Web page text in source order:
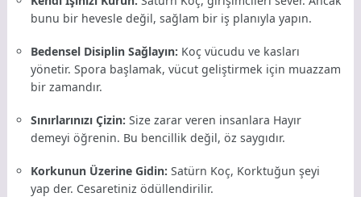
bunu bir hevesle değil, sağlam bir iş planıyla yapın.
Bedensel Disiplin Sağlayın: Koç vücudu ve kasları
yönetir. Spora başlamak, vücut geliştirmek için muazzam
bir zamandır.
Sınırlarınızı Çizin: Size zarar veren insanlara Hayır
demeyi öğrenin. Bu bencillik değil, öz saygıdır.
Korkunun Üzerine Gidin: Satürn Koç, Korktuğun şeyi
yap der. Cesaretiniz ödüllendirilir.